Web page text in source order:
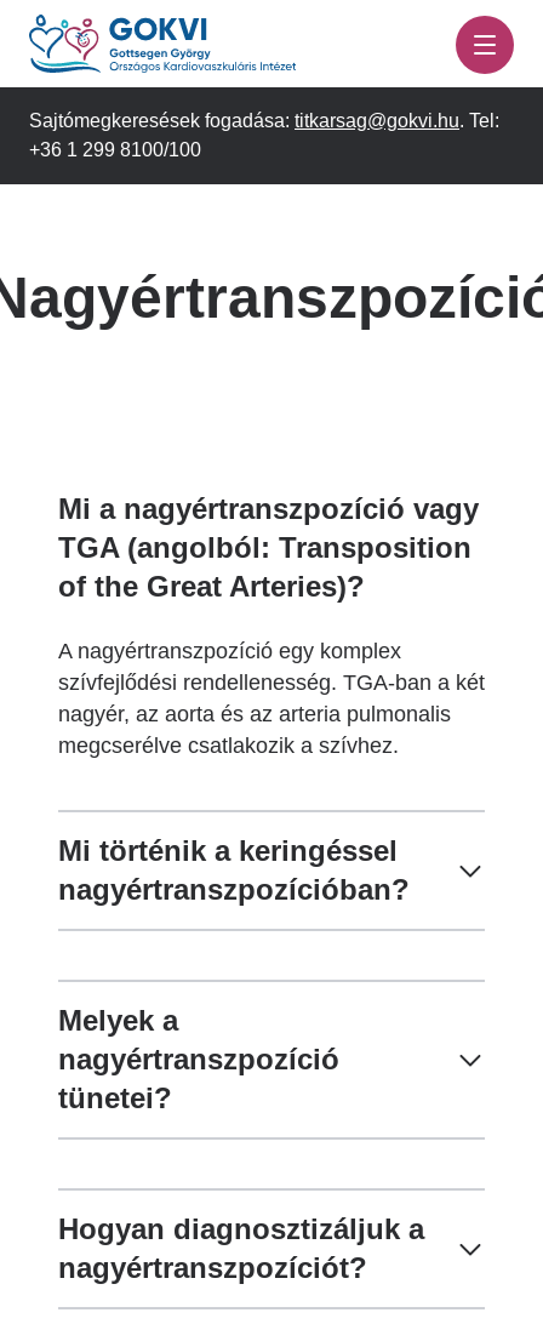
Ugrás
tartalomra
Sajtómegkeresések fogadása: titkarsag@gokvi.hu. Tel:
+36 1 299 8100/100
Mi a nagyértranszpozíció vagy
TGA (angolból: Transposition
of the Great Arteries)?
A nagyértranszpozíció egy komplex
szívfejlődési rendellenesség. TGA-ban a két
nagyér, az aorta és az arteria pulmonalis
megcserélve csatlakozik a szívhez.
Mi történik a keringéssel
nagyértranszpozícióban?
Melyek a
nagyértranszpozíció
tünetei?
Hogyan diagnosztizáljuk a
nagyértranszpozíciót?